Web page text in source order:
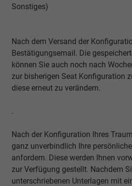
Sonstiges)
Nach dem Versand der
Bestätigungsemail. Die
können Sie auch noch nach
zur bisherigen Seat Konfiguration
diese erneut zu verändern.
.
Nach der Konfiguration Ihres
ganz unverbindlich Ihre
anfordern. Diese werden Ihnen
zur Verfügung gestellt. Nachdem
unterschriebenen Unterlagen mit